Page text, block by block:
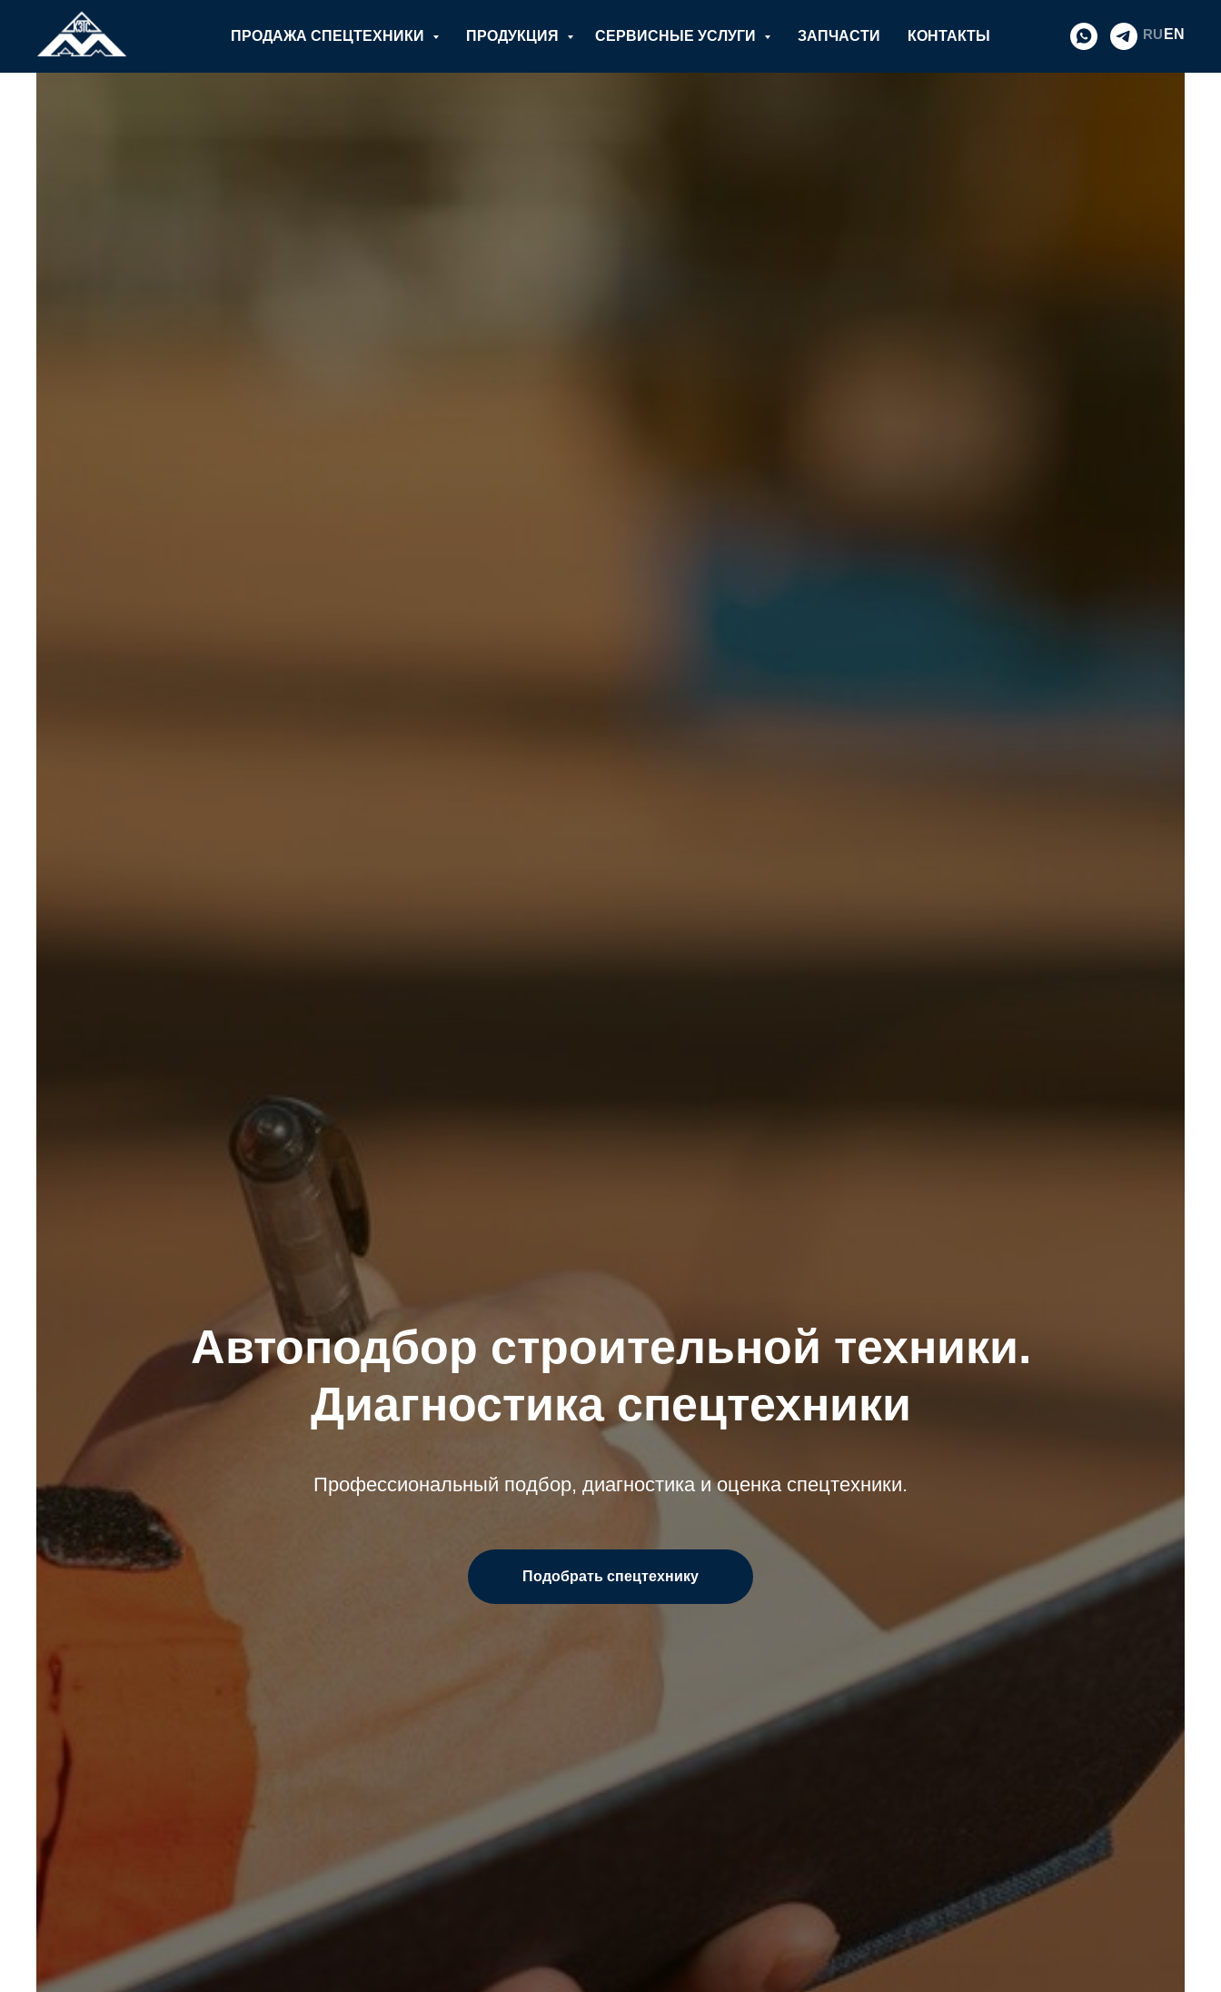
ПРОДАЖА СПЕЦТЕХНИКИ ПРОДУКЦИЯ СЕРВИСНЫЕ УСЛУГИ ЗАПЧАСТИ КОНТАКТЫ RU EN
Автоподбор строительной техники.
Диагностика спецтехники
Профессиональный подбор, диагностика и оценка спецтехники.
Подобрать спецтехнику